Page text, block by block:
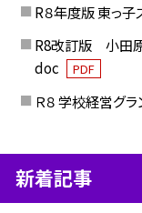
R８年度版 東っ子
R8改訂版 小田
doc
PDF
Ｒ８ 学校経営グラ
新着記事